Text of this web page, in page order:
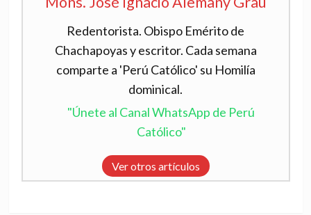
Redentorista. Obispo Emérito de
Chachapoyas y escritor. Cada semana
comparte a 'Perú Católico' su Homilía
dominical.
"Únete al Canal WhatsApp de Perú
Católico"
Ver otros artículos